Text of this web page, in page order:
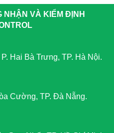
NHẬN VÀ KIỂM ĐỊNH
Hai Bà Trưng, TP. Hà Nội.
Cường, TP. Đà Nẵng.